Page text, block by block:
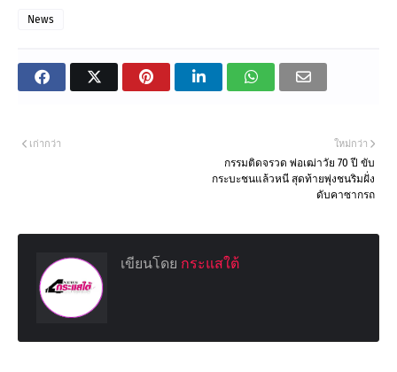
News
ใหม่กว่า
กรรมติดจรวด พ่อเฒ่าวัย 70 ปี ขับ
กระบะชนแล้วหนี สุดท้ายพุ่งชนริมฝั่ง
ดับคาซากรถ
เก่ากว่า
เขียนโดย กระแสใต้